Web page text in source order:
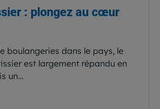
: plongez au cœur
boulangeries dans le pays, le
est largement répandu en
un...